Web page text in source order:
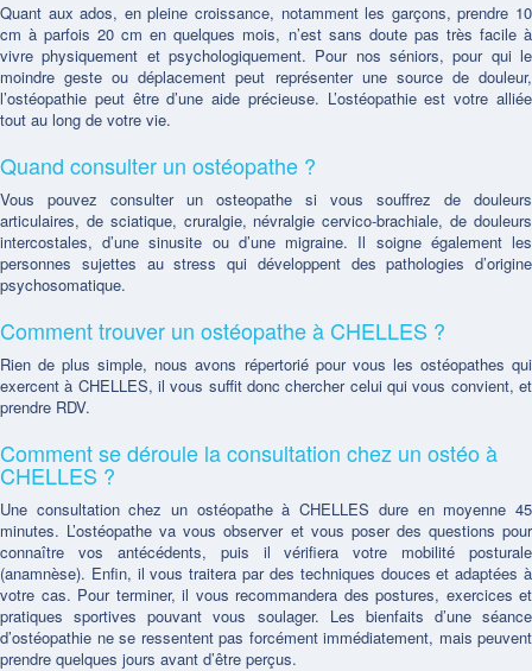
Quant aux ados, en pleine croissance, notamment les garçons, prendre 10
cm à parfois 20 cm en quelques mois, n’est sans doute pas très facile à
vivre physiquement et psychologiquement. Pour nos séniors, pour qui le
moindre geste ou déplacement peut représenter une source de douleur,
l’ostéopathie peut être d’une aide précieuse. L’ostéopathie est votre alliée
tout au long de votre vie.
Quand consulter un ostéopathe ?
Vous pouvez consulter un osteopathe si vous souffrez de douleurs
articulaires, de sciatique, cruralgie, névralgie cervico-brachiale, de douleurs
intercostales, d’une sinusite ou d’une migraine. Il soigne également les
personnes sujettes au stress qui développent des pathologies d’origine
psychosomatique.
Comment trouver un ostéopathe à CHELLES ?
Rien de plus simple, nous avons répertorié pour vous les ostéopathes qui
exercent à CHELLES, il vous suffit donc chercher celui qui vous convient, et
prendre RDV.
Comment se déroule la consultation chez un ostéo à
CHELLES ?
Une consultation chez un ostéopathe à CHELLES dure en moyenne 45
minutes. L’ostéopathe va vous observer et vous poser des questions pour
connaître vos antécédents, puis il vérifiera votre mobilité posturale
(anamnèse). Enfin, il vous traitera par des techniques douces et adaptées à
votre cas. Pour terminer, il vous recommandera des postures, exercices et
pratiques sportives pouvant vous soulager. Les bienfaits d’une séance
d’ostéopathie ne se ressentent pas forcément immédiatement, mais peuvent
prendre quelques jours avant d’être perçus.